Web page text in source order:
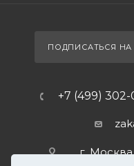
ПОДПИСАТЬСЯ НА
+7 (499) 302-
г.